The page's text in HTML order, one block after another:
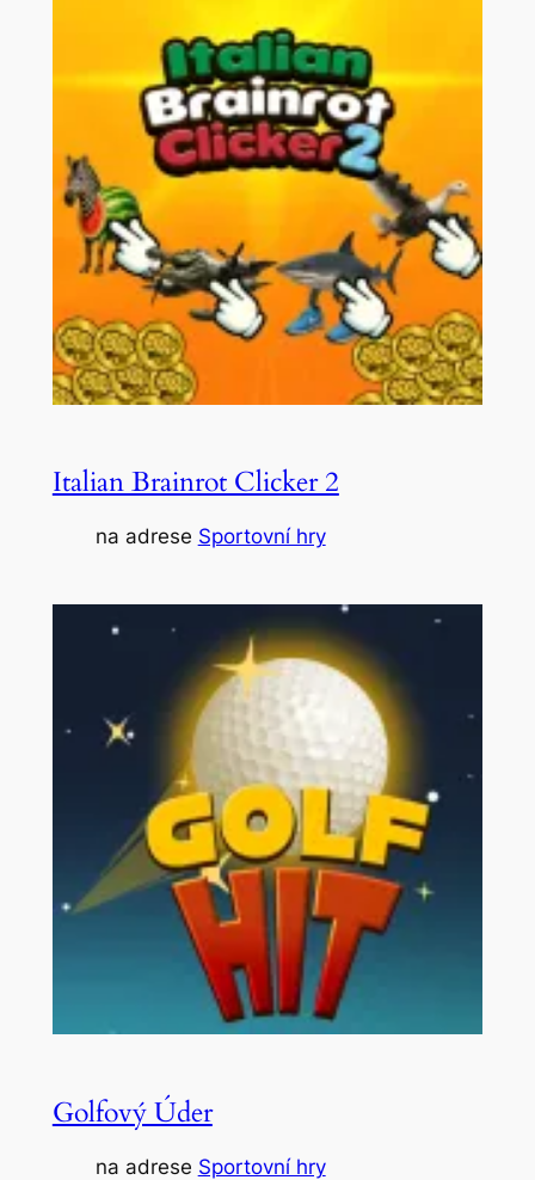
Italian Brainrot Clicker 2
na adrese Sportovní hry
Golfový Úder
na adrese Sportovní hry